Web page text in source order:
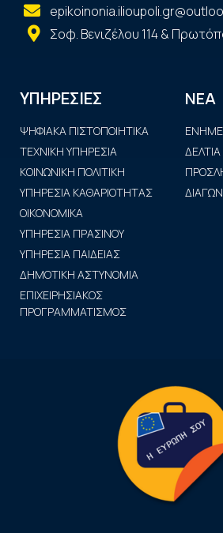
Σοφ. Βενιζέλου 114 &
ΥΠΗΡΕΣΙΕΣ
ΨΗΦΙΑΚΑ ΠΙΣΤΟΠΟΙΗΤΙΚΑ
ΤΕΧΝΙΚΗ ΥΠΗΡΕΣΙΑ
ΚΟΙΝΩΝΙΚΗ ΠΟΛΙΤΙΚΗ
ΥΠΗΡΕΣΙΑ ΚΑΘΑΡΙΟΤΗΤΑΣ
ΟΙΚΟΝΟΜΙΚΑ
ΥΠΗΡΕΣΙΑ ΠΡΑΣΙΝΟΥ
ΥΠΗΡΕΣΙΑ ΠΑΙΔΕΙΑΣ
ΔΗΜΟΤΙΚΗ ΑΣΤΥΝΟΜΙΑ
ΕΠΙΧΕΙΡΗΣΙΑΚΟΣ
ΠΡΟΓΡΑΜΜΑΤΙΣΜΟΣ
ΝΕΑ